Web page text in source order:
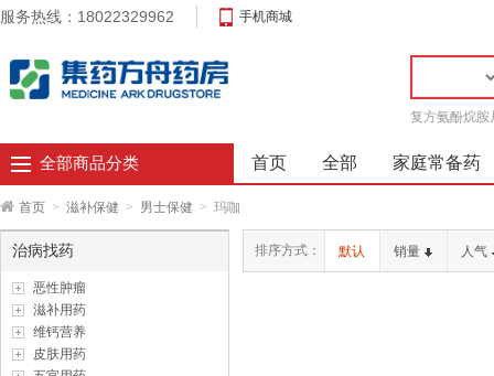
服务热线：18022329962 手机商城
复方氨酚烷胺
全部商品分类 首页 全部 家庭常备药
首页 > 滋补保健 > 男士保健 > 玛咖
治病找药
恶性肿瘤
滋补用药
维钙营养
皮肤用药
排序方式： 默认 销量 人气